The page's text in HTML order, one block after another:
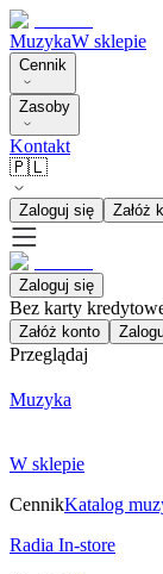
MuzykaW sklepie
Cennik
Zasoby
Kontakt
🇵🇱
Zaloguj się Załóż
Zaloguj się
Bez karty
Załóż konto
Przeglądaj
Muzyka
W sklepie
CennikKatalog
Radia In-store